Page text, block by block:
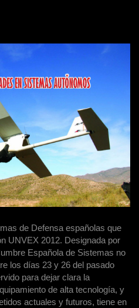
de Defensa españolas que
UNVEX 2012. Designada por
Española de Sistemas no
los días 23 y 26 del pasado
para dejar clara la
de alta tecnología, y
actuales y futuros, tiene en